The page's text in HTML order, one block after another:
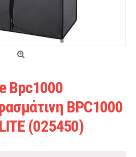
Bpc1000
BPC1000
(025450)